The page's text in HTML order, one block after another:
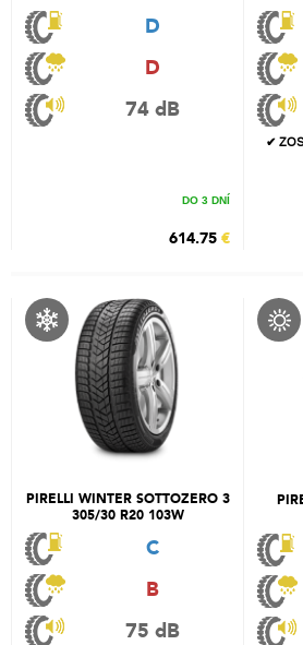
D
D
74 dB
DO 3 DNÍ
614.75 €
✔
PIRELLI WINTER SOTTOZERO 3
305/30 R20 103W
C
B
75 dB